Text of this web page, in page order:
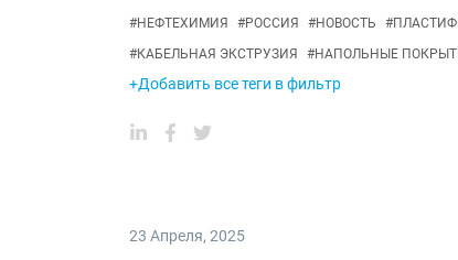
#НЕФТЕХИМИЯ #РОССИЯ #НОВОСТЬ #
#КАБЕЛЬНАЯ ЭКСТРУЗИЯ #НАПОЛЬНЫЕ
+Добавить все теги в фильтр
23 Апреля, 2025